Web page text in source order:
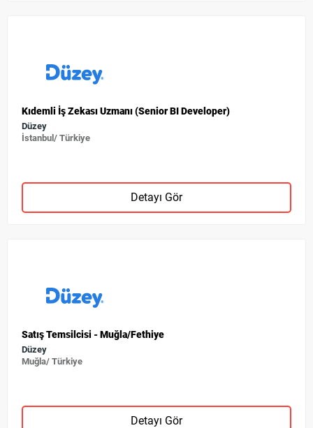
Kıdemli İş Zekası Uzmanı (Senior BI Developer)
Düzey
İstanbul/ Türkiye
Detayı Gör
Satış Temsilcisi - Muğla/Fethiye
Düzey
Muğla/ Türkiye
Detayı Gör